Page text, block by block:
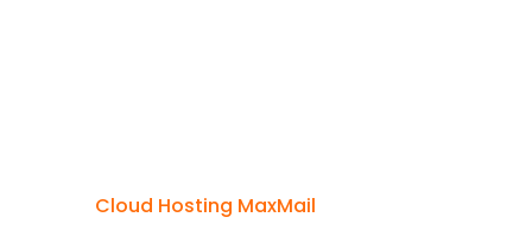
Cloud Hosting MaxMail